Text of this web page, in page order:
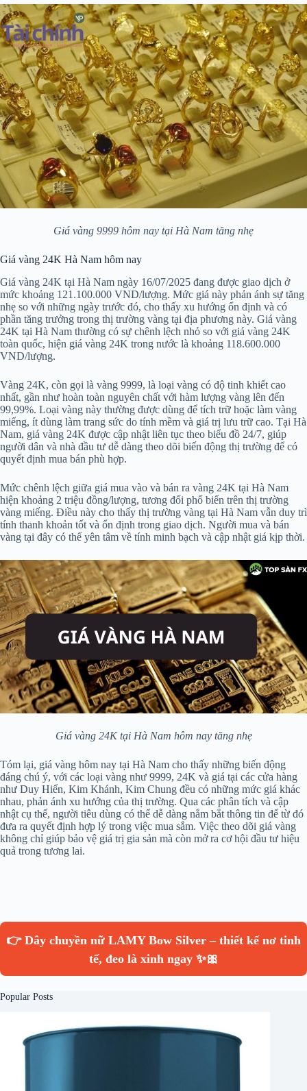
Giá vàng 9999 hôm nay tại Hà Nam tăng nhẹ
Giá vàng 24K Hà Nam hôm nay
Giá vàng 24K tại Hà Nam ngày 16/07/2025 đang được giao dịch ở
mức khoảng 121.100.000 VND/lượng. Mức giá này phản ánh sự tăng
nhẹ so với những ngày trước đó, cho thấy xu hướng ổn định và có
phần tăng trưởng trong thị trường vàng tại địa phương này. Giá vàng
24K tại Hà Nam thường có sự chênh lệch nhỏ so với giá vàng 24K
toàn quốc, hiện giá vàng 24K trong nước là khoảng 118.600.000
VND/lượng.
Vàng 24K, còn gọi là vàng 9999, là loại vàng có độ tinh khiết cao
nhất, gần như hoàn toàn nguyên chất với hàm lượng vàng lên đến
99,99%. Loại vàng này thường được dùng để tích trữ hoặc làm vàng
miếng, ít dùng làm trang sức do tính mềm và giá trị lưu trữ cao. Tại Hà
Nam, giá vàng 24K được cập nhật liên tục theo biểu đồ 24/7, giúp
người dân và nhà đầu tư dễ dàng theo dõi biến động thị trường để có
quyết định mua bán phù hợp.
Mức chênh lệch giữa giá mua vào và bán ra vàng 24K tại Hà Nam
hiện khoảng 2 triệu đồng/lượng, tương đối phổ biến trên thị trường
vàng miếng. Điều này cho thấy thị trường vàng tại Hà Nam vẫn duy trì
tính thanh khoản tốt và ổn định trong giao dịch. Người mua và bán
vàng tại đây có thể yên tâm về tính minh bạch và cập nhật giá kịp thời.
Giá vàng 24K tại Hà Nam hôm nay tăng nhẹ
Tóm lại, giá vàng hôm nay tại Hà Nam cho thấy những biến động
đáng chú ý, với các loại vàng như 9999, 24K và giá tại các cửa hàng
như Duy Hiển, Kim Khánh, Kim Chung đều có những mức giá khác
nhau, phản ánh xu hướng của thị trường. Qua các phân tích và cập
nhật cụ thể, người tiêu dùng có thể dễ dàng nắm bắt thông tin để từ đó
đưa ra quyết định hợp lý trong việc mua sắm. Việc theo dõi giá vàng
không chỉ giúp bảo vệ giá trị gia sản mà còn mở ra cơ hội đầu tư hiệu
quả trong tương lai.
👉 Dây chuyền nữ LAMY Bow Silver – thiết kế nơ tinh
tế, đeo là xinh ngay ✨🎀
Popular Posts